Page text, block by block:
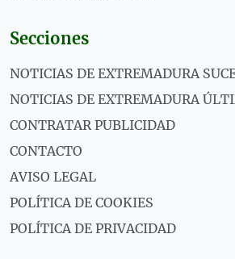
Secciones
NOTICIAS DE EXTREMADURA
NOTICIAS DE EXTREMADURA
CONTRATAR PUBLICIDAD
CONTACTO
AVISO LEGAL
POLÍTICA DE COOKIES
POLÍTICA DE PRIVACIDAD